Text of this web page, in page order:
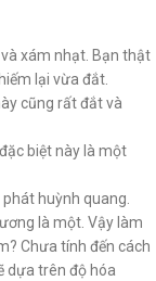
xám nhạt. Bạn thật
lại vừa đắt.
cũng rất đắt và
biệt này là một
phát huỳnh quang.
là một. Vậy làm
Chưa tính đến cách
dựa trên độ hóa